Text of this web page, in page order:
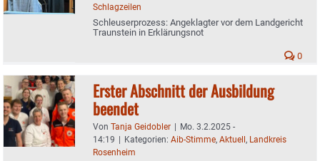
Schlagzeilen
Schleuserprozess: Angeklagter vor dem Landgericht
Traunstein in Erklärungsnot
0
Erster Abschnitt der Ausbildung
beendet
Von Tanja Geidobler | Mo. 3.2.2025 -
14:19 | Kategorien: Aib-Stimme, Aktuell, Landkreis
Rosenheim